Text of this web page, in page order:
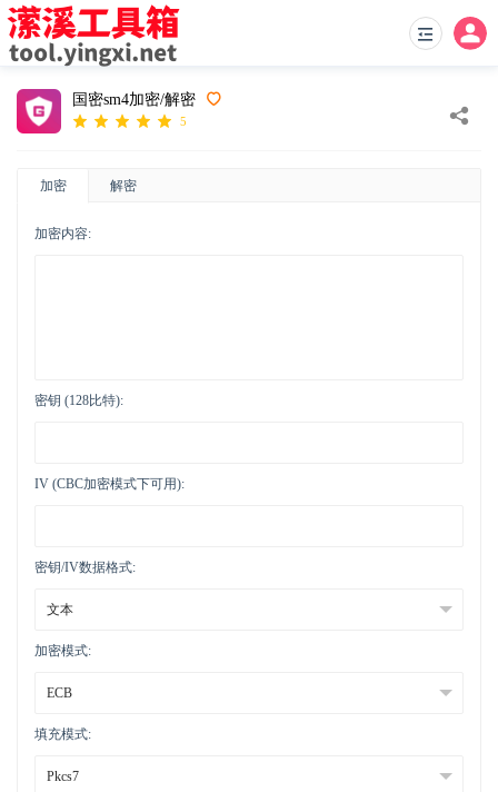
国密sm4加密/解密
5
加密 解密
加密内容:
密钥 (128比特):
IV (CBC加密模式下可用):
密钥/IV数据格式:
加密模式:
填充模式: